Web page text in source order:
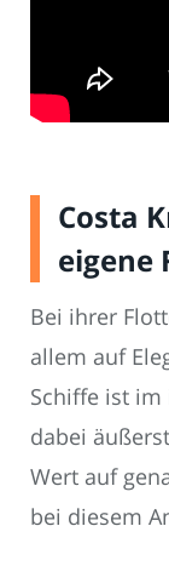
Costa
eigene
Bei ihrer
allem auf
Schiffe ist
dabei
Wert auf
bei diesem